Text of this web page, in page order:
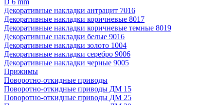
D 6 mm
Декоративные накладки антрацит 7016
Декоративные накладки коричневые 8017
Декоративные накладки коричневые темные 8019
Декоративные накладки белые 9016
Декоративные накладки золото 1004
Декоративные накладки серебро 9006
Декоративные накладки черные 9005
Прижимы
Поворотно-откидные приводы
Поворотно-откидные приводы ДМ 15
Поворотно-откидные приводы ДМ 25